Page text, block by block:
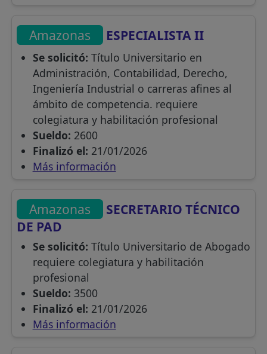
Amazonas ESPECIALISTA II
Se solicitó: Título Universitario en
Administración, Contabilidad, Derecho,
Ingeniería Industrial o carreras afines al
ámbito de competencia. requiere
colegiatura y habilitación profesional
Sueldo: 2600
Finalizó el: 21/01/2026
Más información
Amazonas
SECRETARIO TÉCNICO
DE PAD
Se solicitó: Título Universitario de Abogado
requiere colegiatura y habilitación
profesional
Sueldo: 3500
Finalizó el: 21/01/2026
Más información